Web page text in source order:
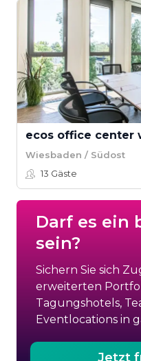
Wiesbaden / Südost
13 Gäste
Darf es ein
sein?
Sichern Sie sich
erweiterten
Tagungshotels,
Eventlocations in
Jetzt